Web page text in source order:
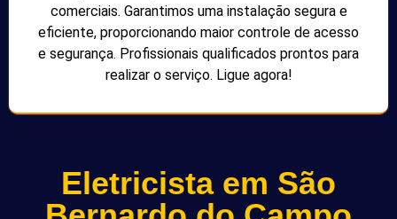
comerciais. Garantimos uma instalação segura e
eficiente, proporcionando maior controle de acesso
e segurança. Profissionais qualificados prontos para
realizar o serviço. Ligue agora!
Eletricista em São